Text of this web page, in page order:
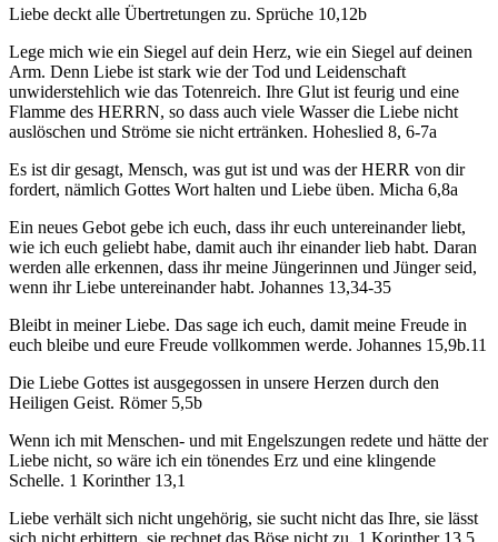
Liebe deckt alle Übertretungen zu. Sprüche 10,12b
Lege mich wie ein Siegel auf dein Herz, wie ein Siegel auf deinen
Arm. Denn Liebe ist stark wie der Tod und Leidenschaft
unwiderstehlich wie das Totenreich. Ihre Glut ist feurig und eine
Flamme des HERRN, so dass auch viele Wasser die Liebe nicht
auslöschen und Ströme sie nicht ertränken. Hoheslied 8, 6-7a
Es ist dir gesagt, Mensch, was gut ist und was der HERR von dir
fordert, nämlich Gottes Wort halten und Liebe üben. Micha 6,8a
Ein neues Gebot gebe ich euch, dass ihr euch untereinander liebt,
wie ich euch geliebt habe, damit auch ihr einander lieb habt. Daran
werden alle erkennen, dass ihr meine Jüngerinnen und Jünger seid,
wenn ihr Liebe untereinander habt. Johannes 13,34-35
Bleibt in meiner Liebe. Das sage ich euch, damit meine Freude in
euch bleibe und eure Freude vollkommen werde. Johannes 15,9b.11
Die Liebe Gottes ist ausgegossen in unsere Herzen durch den
Heiligen Geist. Römer 5,5b
Wenn ich mit Menschen- und mit Engelszungen redete und hätte der
Liebe nicht, so wäre ich ein tönendes Erz und eine klingende
Schelle. 1 Korinther 13,1
Liebe verhält sich nicht ungehörig, sie sucht nicht das Ihre, sie lässt